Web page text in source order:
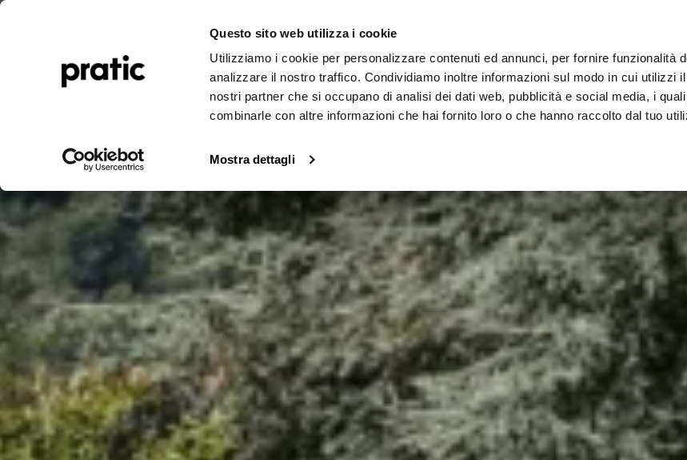
Questo sito web utilizza i cookie
Utilizziamo i cookie per personalizzare contenuti ed annunci, per fornire funzionalità
analizzare il nostro traffico. Condividiamo inoltre informazioni sul modo in cui utilizzi
nostri partner che si occupano di analisi dei dati web, pubblicità e social media, i
combinarle con altre informazioni che hai fornito loro o che hanno raccolto dal tuo
Mostra dettagli
Stores d’extérieurRéalisationsJournal Entreprise
Découvrez nos
réalisations